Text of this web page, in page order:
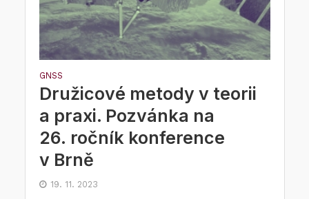
GNSS
Družicové metody v teorii
a praxi. Pozvánka na
26. ročník konference
v Brně
19. 11. 2023